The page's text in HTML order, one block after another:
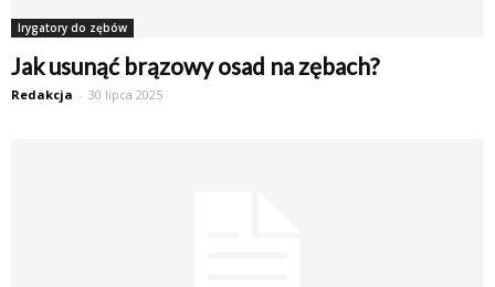
Irygatory do zębów
Jak usunąć brązowy osad na zębach?
Redakcja - 30 lipca 2025